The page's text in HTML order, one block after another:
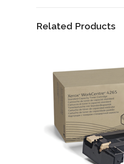
Related Products